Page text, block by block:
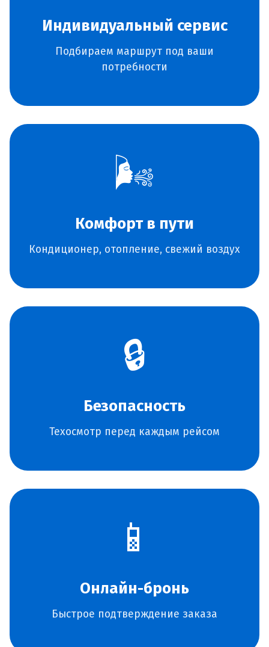
Индивидуальный сервис
Подбираем маршрут под ваши
потребности
🌬️
Комфорт в пути
Кондиционер, отопление, свежий воздух
🔒
Безопасность
Техосмотр перед каждым рейсом
📱
Онлайн-бронь
Быстрое подтверждение заказа